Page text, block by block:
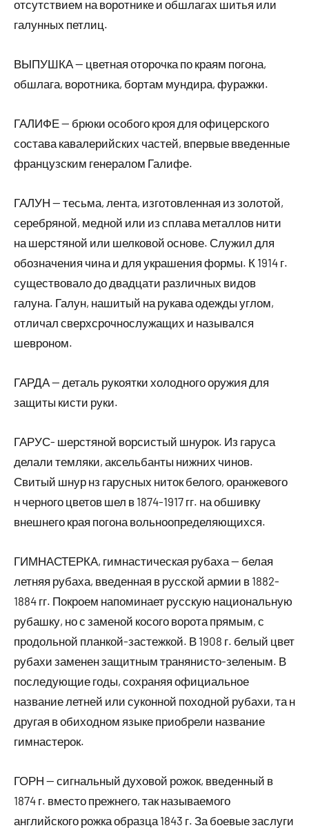
отсутствием на воротнике и обшлагах шитья или
галунных петлиц.
ВЫПУШКА — цветная оторочка по краям погона,
обшлага, воротника, бортам мундира, фуражки.
ГАЛИФЕ — брюки особого кроя для офицерского
состава кавалерийских частей, впервые введенные
французским генералом Галифе.
ГАЛУН — тесьма, лента, изготовленная из золотой,
серебряной, медной или из сплава металлов нити
на шерстяной или шелковой основе. Служил для
обозначения чина и для украшения формы. К 1914 г.
существовало до двадцати различных видов
галуна. Галун, нашитый на рукава одежды углом,
отличал сверхсрочнослужащих и назывался
шевроном.
ГАРДА — деталь рукоятки холодного оружия для
защиты кисти руки.
ГАРУС- шерстяной ворсистый шнурок. Из гаруса
делали темляки, аксельбанты нижних чинов.
Свитый шнур нз гарусных ниток белого, оранжевого
н черного цветов шел в 1874-1917 гг. на обшивку
внешнего края погона вольноопределяющихся.
ГИМНАСТЕРКА, гимнастическая рубаха — белая
летняя рубаха, введенная в русской армии в 1882-
1884 гг. Покроем напоминает русскую национальную
рубашку, но с заменой косого ворота прямым, с
продольной планкой-застежкой. В 1908 г. белый цвет
рубахи заменен защитным транянисто-зеленым. В
последующие годы, сохраняя официальное
название летней или суконной походной рубахи, та н
другая в обиходном языке приобрели название
гимнастерок.
ГОРН — сигнальный духовой рожок, введенный в
1874 г. вместо прежнего, так называемого
английского рожка образца 1843 г. За боевые заслуги